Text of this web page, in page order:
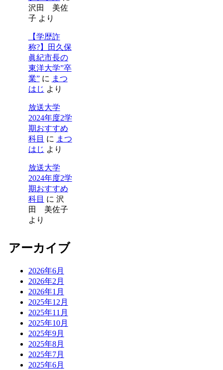
沢田 美佐
子 より
【学歴詐
称?】田久保
眞紀市長の
東洋大学”卒
業”に まつ
はじ より
放送大学
2024年度2学
期おすすめ
科目 に まつ
はじ より
放送大学
2024年度2学
期おすすめ
科目 に 沢
田 美佐子
より
アーカイブ
2026年6月
2026年2月
2026年1月
2025年12月
2025年11月
2025年10月
2025年9月
2025年8月
2025年7月
2025年6月